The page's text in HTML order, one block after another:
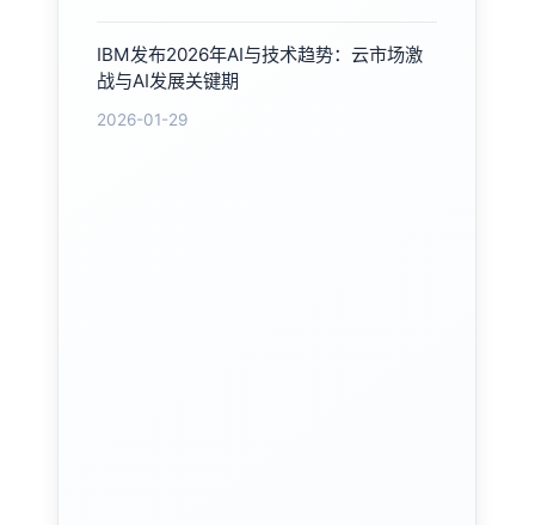
IBM发布2026年AI与技术趋势：云市场激
战与AI发展关键期
2026-01-29